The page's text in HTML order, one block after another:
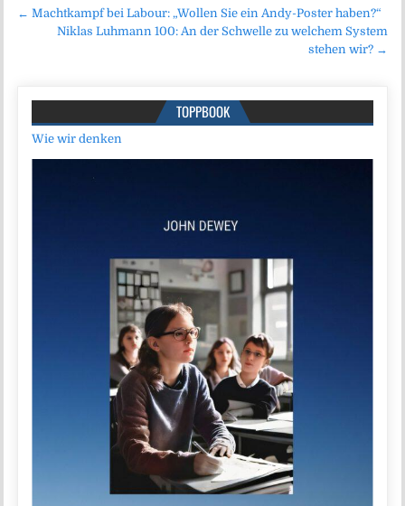
Beitragsnavigation
← Machtkampf bei Labour: „Wollen Sie ein Andy-Poster haben?“
Niklas Luhmann 100: An der Schwelle zu welchem System
stehen wir? →
TOPPBOOK
Wie wir denken